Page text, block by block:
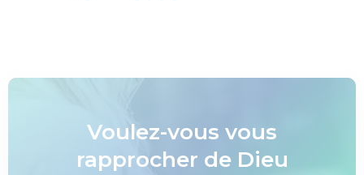
Voulez-vous vous
rapprocher de Dieu